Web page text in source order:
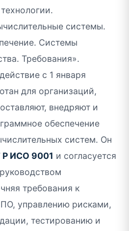
системы.
Системы
Требования».
с 1 января
для организаций,
внедряют и
обеспечение
систем. Он
Р ИСО 9001 и согласуется
требования к
управлению рисками,
тестированию и